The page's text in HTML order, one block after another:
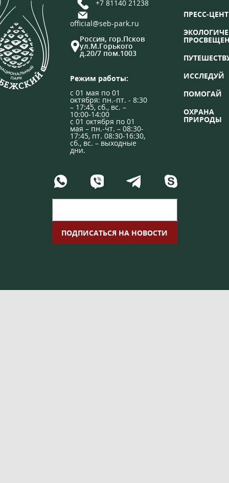
+7 81140 21238
official@seb-park.ru
Россия, гор.Псков
ул.М.Горького
д.20/7 пом.1003
Режим работы:
с 01 мая по 01
октября: пн.-пт. - 8:30
– 17:45, сб., вс. –
10:00-14:00
с 01 октября по 01
мая – пн.-чт. – 08:30-
17:45, пт. 08:30-16:30,
сб., вс. – выходные
дни.
ПРЕСС-
ИССЛЕДУЙ
ПОМОГАЙ
ОХРАНА
ПРИРОДЫ